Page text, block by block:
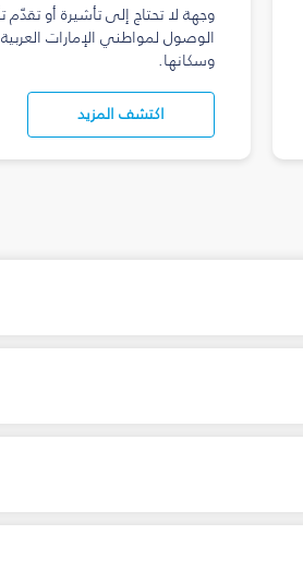
وجهة لا تحتاج إلى تأشيرة أو تقدّم
الوصول لمواطني الإمارات
وسكانها.
اكتشف المزيد